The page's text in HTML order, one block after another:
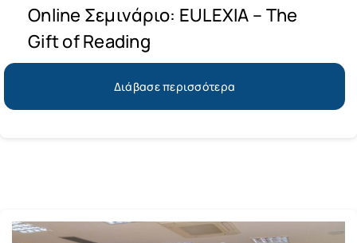
Online Σεμινάριο: EULEXIA – The
Gift of Reading
Διάβασε περισσότερα